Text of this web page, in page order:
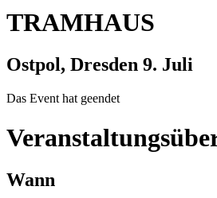
TRAMHAUS
Ostpol, Dresden 9. Juli
Das Event hat geendet
Wann